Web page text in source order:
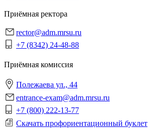
Приёмная ректора
rector@adm.mrsu.ru
+7 (8342) 24-48-88
Приёмная комиссия
Полежаева ул., 44
entrance-exam@adm.mrsu.ru
+7 (800) 222-13-77
Скачать профориентационный буклет